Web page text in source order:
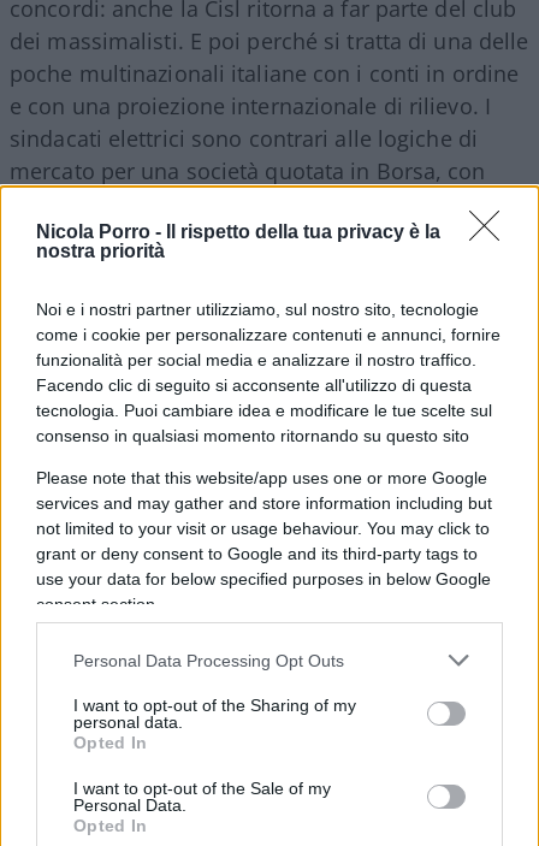
Nicola Porro -
Il rispetto della tua privacy è la
nostra priorità
Noi e i nostri partner utilizziamo, sul nostro sito, tecnologie
come i cookie per personalizzare contenuti e annunci, fornire
funzionalità per social media e analizzare il nostro traffico.
Facendo clic di seguito si acconsente all'utilizzo di questa
tecnologia. Puoi cambiare idea e modificare le tue scelte sul
consenso in qualsiasi momento ritornando su questo sito
Please note that this website/app uses one or more Google
services and may gather and store information including but
not limited to your visit or usage behaviour. You may click to
grant or deny consent to Google and its third-party tags to
use your data for below specified purposes in below Google
consent section.
Personal Data Processing Opt Outs
I want to opt-out of the Sharing of my
personal data.
Opted In
I want to opt-out of the Sale of my
Personal Data.
Opted In
concordi: anche la Cisl ritorna a far parte del club
dei massimalisti. E poi perché si tratta di una delle
poche multinazionali italiane con i conti in ordine
e con una proiezione internazionale di rilievo. I
sindacati elettrici sono contrari alle logiche di
mercato per una società quotata in Borsa, con
stacca un assegno importante a favore
dell’azionista pubblico in quota dividendi. Non ci
si può credere, ma si pretende di «salvare Enel
dalle logiche del mercato». Hanno scritto proprio
così.
Sono proprio lelogiche del mercatoche
permettono al colosso elettrico di pagare lo
stipendio ogni mese a 80mila dipendenti (di cui
30mila in Italia), a dare un ottimo rendimento sul
titolo e a permettere al ministro Giorgetti di
bilancio pubblico. Quali dovrebbero essere le
logiche da seguire per lorsignori (come si sarebbe
scritto negli anni ’70…)? Quelle che hanno adottato
pubblica e che oggi sono fallite? Conoscono
meglio i sindacati dei manager le giuste politiche